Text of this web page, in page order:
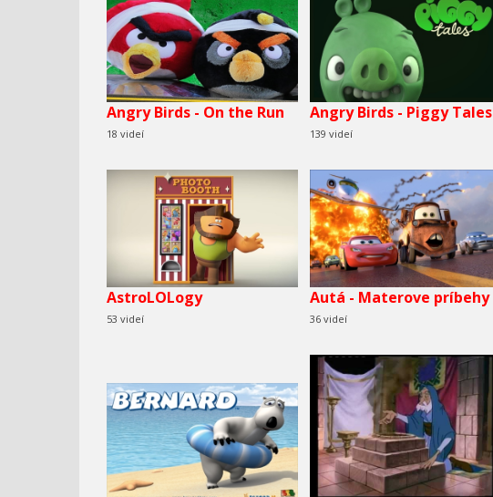
Angry Birds - On the Run
18 videí
Angry Birds - Piggy Tales
139 videí
AstroLOLogy
53 videí
Autá - Materove príbehy
36 videí